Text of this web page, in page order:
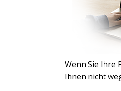
Wenn Sie Ihre
Ihnen nicht